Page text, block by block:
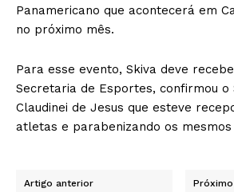
Panamericano que acontecerá em
no próximo mês.
Para esse evento, Skiva deve
Secretaria de Esportes, confirmou o
Claudinei de Jesus que esteve
atletas e parabenizando os
Artigo anterior